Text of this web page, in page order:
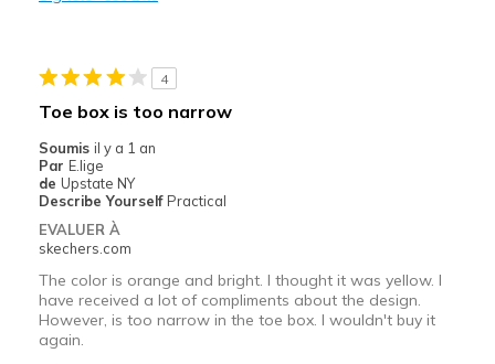
4
Toe box is too narrow
Soumis il y a 1 an
Par E.lige
de Upstate NY
Describe Yourself Practical
EVALUER À
skechers.com
The color is orange and bright. I thought it was yellow. I
have received a lot of compliments about the design.
However, is too narrow in the toe box. I wouldn't buy it
again.